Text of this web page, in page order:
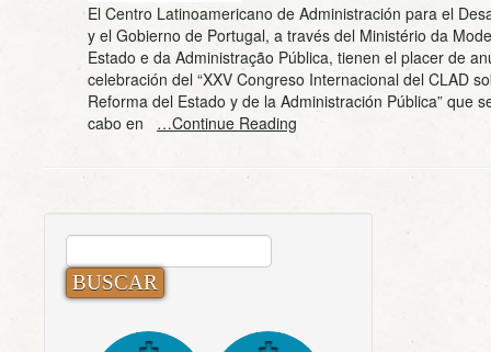
El Centro Latinoamericano de Administración para el
y el Gobierno de Portugal, a través del Ministério da
Estado e da Administração Pública, tienen el placer de
celebración del “XXV Congreso Internacional del CLAD
Reforma del Estado y de la Administración Pública” que
cabo en …Continue Reading
BUSCAR: